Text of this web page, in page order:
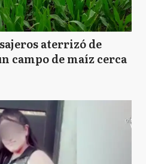
aterrizó de
campo de maíz cerca